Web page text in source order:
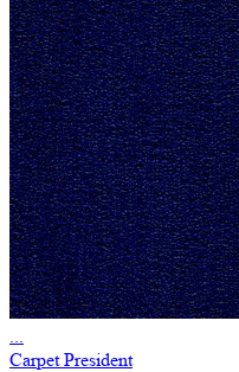
...
Carpet President